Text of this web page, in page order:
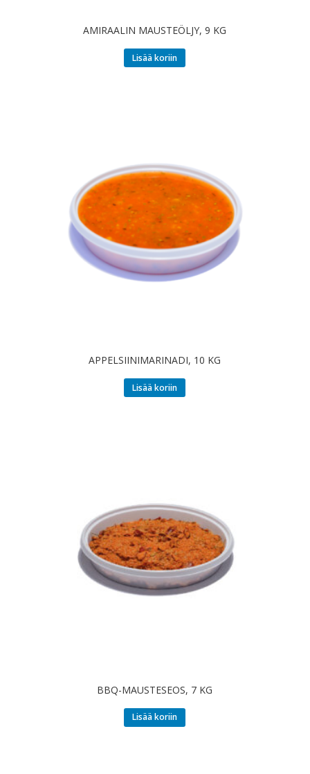
AMIRAALIN MAUSTEÖLJY, 9 KG
Lisää koriin
APPELSIINIMARINADI, 10 KG
Lisää koriin
BBQ-MAUSTESEOS, 7 KG
Lisää koriin